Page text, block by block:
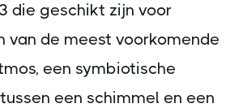
die geschikt zijn voor
van de meest voorkomende
een symbiotische
een schimmel en een